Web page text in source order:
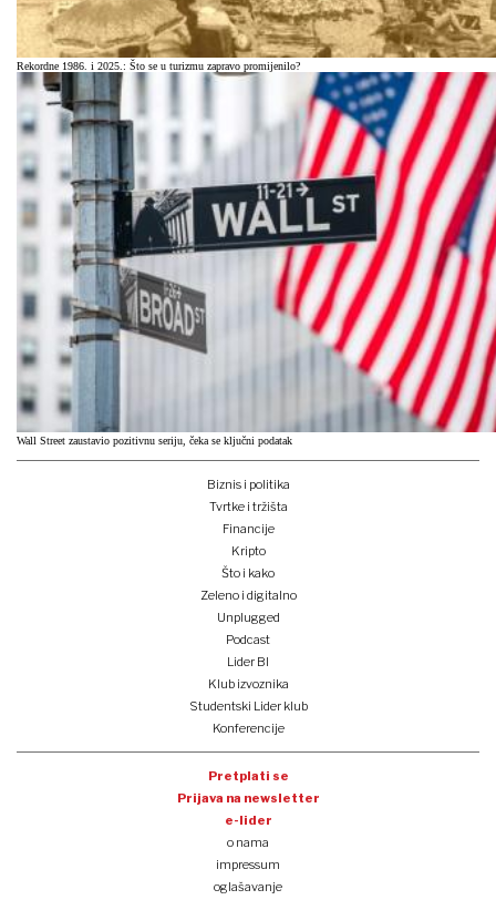
Rekordne 1986. i 2025.: Što se u turizmu zapravo promijenilo?
Wall Street zaustavio pozitivnu seriju, čeka se ključni podatak
Biznis i politika
Tvrtke i tržišta
Financije
Kripto
Što i kako
Zeleno i digitalno
Unplugged
Podcast
Lider BI
Klub izvoznika
Studentski Lider klub
Konferencije
Pretplati se
Prijava na newsletter
e-lider
o nama
impressum
oglašavanje